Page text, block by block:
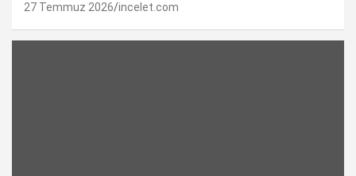
27 Temmuz 2026 incelet.com